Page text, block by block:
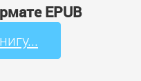
EPUB